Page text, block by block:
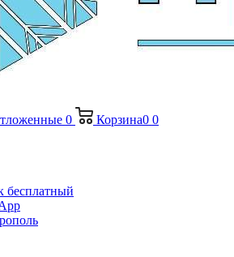
0 Корзина0 0
бесплатный